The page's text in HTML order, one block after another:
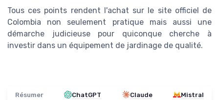
Tous ces points rendent l'achat sur le site officiel de
Colombia non seulement pratique mais aussi une
démarche judicieuse pour quiconque cherche à
investir dans un équipement de jardinage de qualité.
Résumer ChatGPT Claude Mistral